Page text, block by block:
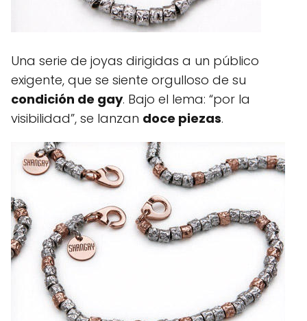
Una serie de joyas dirigidas a un público
exigente, que se siente orgulloso de su
condición de gay. Bajo el lema: “por la
visibilidad”, se lanzan doce piezas.